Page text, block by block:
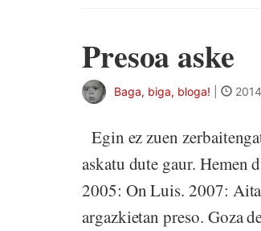
Presoa aske
Baga, biga, bloga!
Egin ez zuen
askatu dute gaur. Hemen
2005: On Luis. 2007:
argazkietan preso. Goza